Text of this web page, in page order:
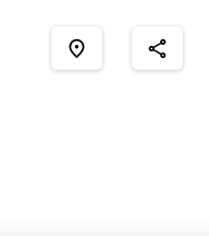
place share